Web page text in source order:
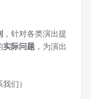
，针对各类演出提
实际问题 ，为演出
们）